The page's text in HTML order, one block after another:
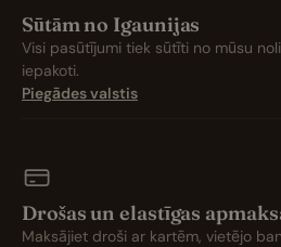
Sūtām no Igaunijas
Visi pasūtījumi tiek sūtīti no mūsu
iepakoti.
Piegādes valstis
Drošas un elastīgas
Maksājiet droši ar kartēm, vietējo